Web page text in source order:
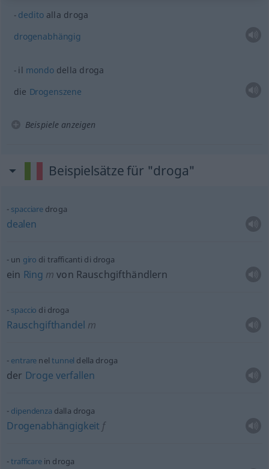
deditoalla droga
drogenabhängig
il mondodella droga
die Drogenszene
Beispiele anzeigen
Beispielsätze für "droga"
spacciare droga
dealen
un giro di trafficanti di droga
ein Ring m von Rauschgifthändlern
spaccio di droga
Rauschgifthandel m
entrare neltunnel della droga
der Droge verfallen
dipendenza dalla droga
Drogenabhängigkeit f
trafficarein droga